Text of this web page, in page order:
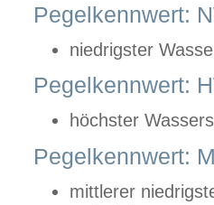
Pegelkennwert:
niedrigster
Pegelkennwert:
höchster
Pegelkennwert:
mittlerer